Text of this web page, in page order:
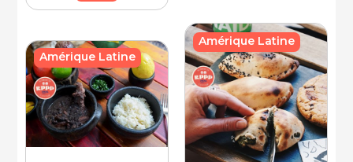
Amérique Latine
Amérique Latine